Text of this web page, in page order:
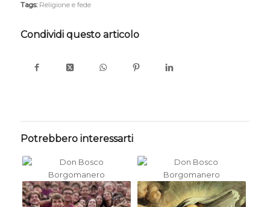
Tags: Religione e fede
Condividi questo articolo
Potrebbero interessarti